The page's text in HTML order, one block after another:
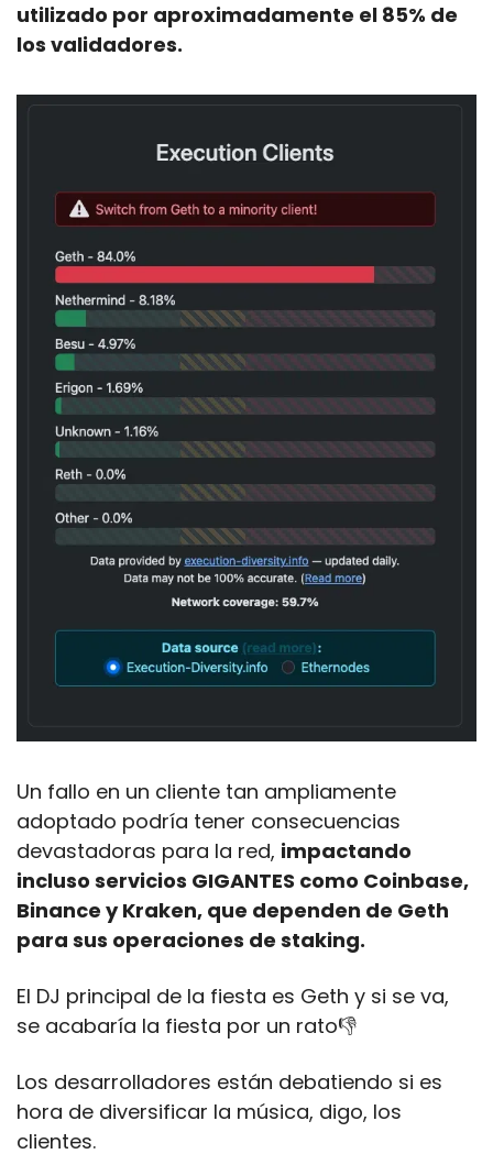
utilizado por aproximadamente el 85% de
los validadores.
Un fallo en un cliente tan ampliamente
adoptado podría tener consecuencias
devastadoras para la red, impactando
incluso servicios GIGANTES como Coinbase,
Binance y Kraken, que dependen de Geth
para sus operaciones de staking.
El DJ principal de la fiesta es Geth y si se va,
se acabaría la fiesta por un rato👎
Los desarrolladores están debatiendo si es
hora de diversificar la música, digo, los
clientes.